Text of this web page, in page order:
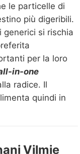
le particelle di
più digeribili.
generici si rischia
per la loro
in-one
radice. Il
quindi in
Vilmie